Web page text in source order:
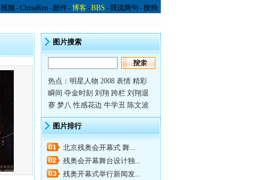
视频-ChinaRen-邮件-博客-BBS -我说两句 -搜狗
图片搜索
热点： 明星人物 2008 表情 精彩
瞬间 夺金时刻 刘翔 跨栏 刘翔退
赛 梦八 性感花边 牛学丑 陈文波
图片排行
北京残奥会开幕式 舞...
残奥会开幕舞台设计独...
残奥开幕式举行新闻发...